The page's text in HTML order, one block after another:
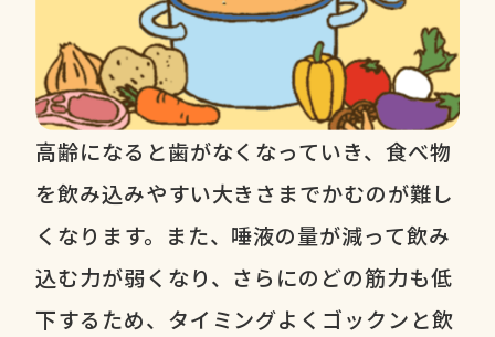
高齢になると歯がなくなっていき、食べ物
を飲み込みやすい大きさまでかむのが難し
くなります。また、唾液の量が減って飲み
込む力が弱くなり、さらにのどの筋力も低
下するため、タイミングよくゴックンと飲